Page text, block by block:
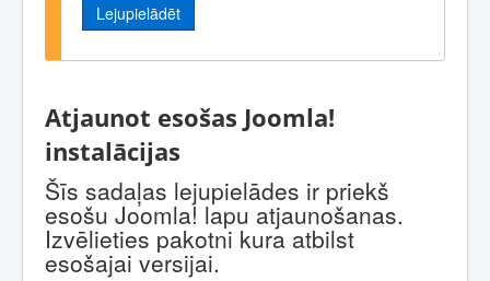
Lejupielādēt
Atjaunot esošas Joomla!
instalācijas
Šīs sadaļas lejupielādes ir priekš
esošu Joomla! lapu atjaunošanas.
Izvēlieties pakotni kura atbilst
esošajai versijai.